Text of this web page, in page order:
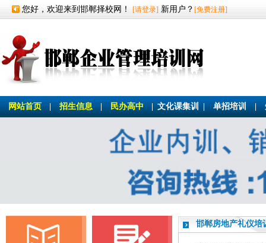
您好，欢迎来到邯郸择校网！ [请登录] 新用户？ [免费注册]
网站首页 招生信息 民办高中 文化课集训 单招培训
邯郸房地产礼仪培